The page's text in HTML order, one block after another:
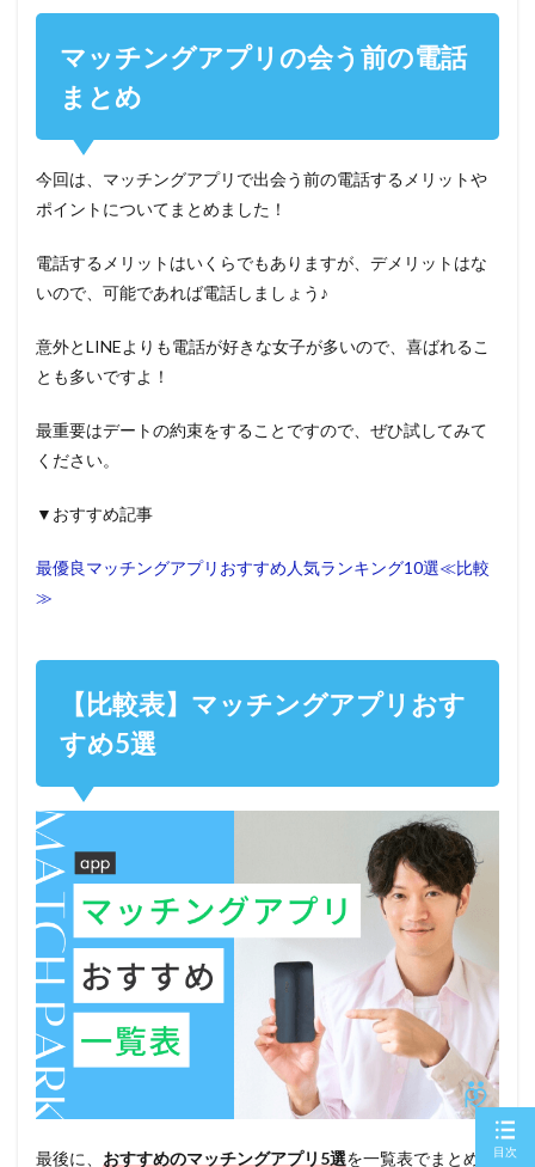
マッチングアプリの会う前の電話
まとめ
今回は、マッチングアプリで出会う前の電話するメリットや
ポイントについてまとめました！
電話するメリットはいくらでもありますが、デメリットはな
いので、可能であれば電話しましょう♪
意外とLINEよりも電話が好きな女子が多いので、喜ばれるこ
とも多いですよ！
最重要はデートの約束をすることですので、ぜひ試してみて
ください。
▼おすすめ記事
最優良マッチングアプリおすすめ人気ランキング10選≪比較
≫
【比較表】マッチングアプリおす
すめ5選
最後に、 おすすめのマッチングアプリ5選を一覧表でまとめま目次